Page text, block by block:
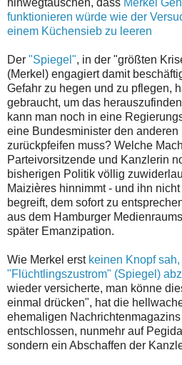
hinwegtäuschen, dass Merkel
funktionieren würde wie der
einem Küchensieb zu leeren
Der "Spiegel", in der "größten
(Merkel) engagiert damit
Gefahr zu hegen und zu pflegen,
gebraucht, um das
kann man noch in eine
eine Bundesminister den
zurückpfeifen muss? Welche
Parteivorsitzende und Kanzlerin
bisherigen Politik völlig
Maizières hinnimmt - und ihn
begreift, dem sofort zu
aus dem Hamburger
später Emanzipation.
Wie Merkel erst keinen Knopf
"Flüchtlingszustrom" (Spiegel)
wieder versicherte, man könne
einmal drücken", hat die
ehemaligen
entschlossen, nunmehr auf
sondern ein Abschaffen der